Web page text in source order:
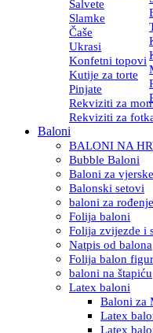
Salvete
Slamke
Čaše
Ukrasi
Konfetni topovi
Kutije za torte
Pinjate
Rekviziti za
Rekviziti za
Baloni
BALONI NA
Bubble Baloni
Baloni za
Balonski setovi
baloni za rođenje
Folija baloni
Folija zvijezde i
Natpis od balona
Folija balon
baloni na štapiću
Latex baloni
Baloni za
Latex
Latex